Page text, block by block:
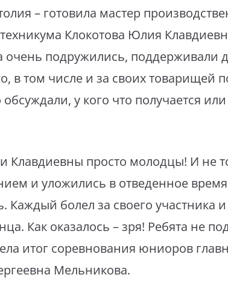
– готовила мастер
Клокотова Юлия
очень подружились, поддерживали
в том числе и за своих товарищей
у кого что получается
просто молодцы! И не
и уложились в отведенное
Каждый болел за своего участника
Как оказалось – зря! Ребята не
итог соревнования юниоров
Мельникова.